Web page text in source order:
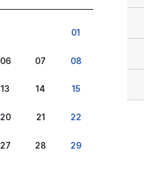
01
06 07 08
13 14 15
20 21 22
27 28 29